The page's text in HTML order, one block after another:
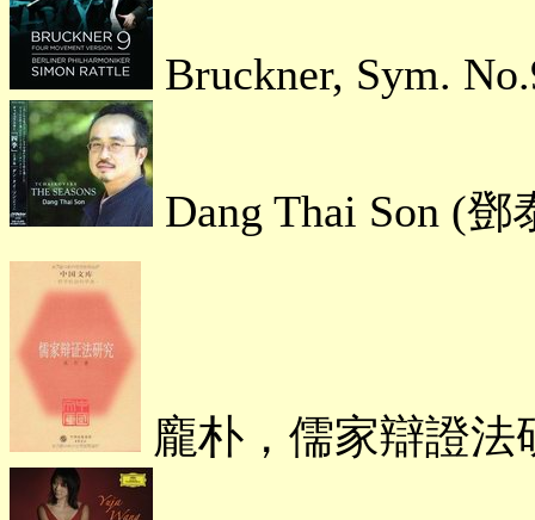
Bruckner,
Dang Thai Son (鄧
龐朴，儒家辯證法